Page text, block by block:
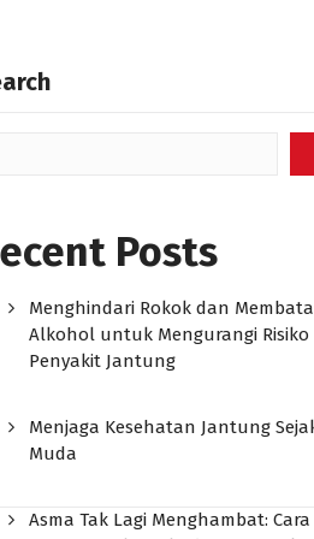
Posts
Menghindari Rokok dan
Alkohol untuk Mengurangi Risiko
Penyakit Jantung
Menjaga Kesehatan Jantung
Muda
Asma Tak Lagi Menghambat: Cara